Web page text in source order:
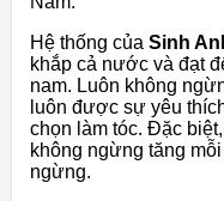
Hệ thống của Sinh
khắp cả nước và đạt
nam. Luôn không
luôn được sự yêu
chọn làm tóc. Đặc
không ngừng tăng
ngừng.